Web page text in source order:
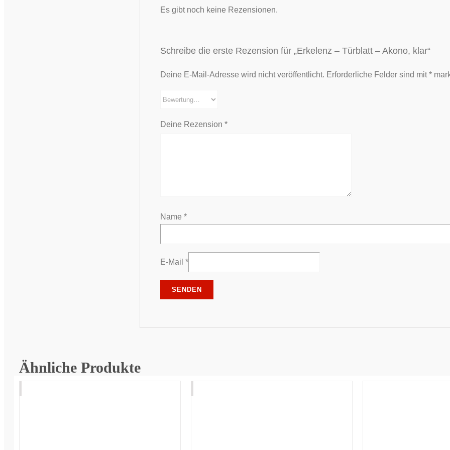
Es gibt noch keine Rezensionen.
Schreibe die erste Rezension für „Erkelenz – Türblatt – Akono, klar“
Deine E-Mail-Adresse wird nicht veröffentlicht. Erforderliche Felder sind mit*
Deine Rezension *
Name *
E-Mail *
Ähnliche Produkte